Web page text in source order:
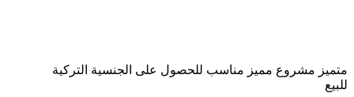
متميز مشروع مميز مناسب للحصول على الجنسية التركية
للبيع